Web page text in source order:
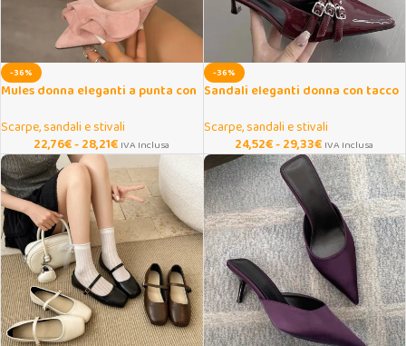
-36%
Mules donna eleganti a punta con
Scarpe, sandali e stivali
22,76€-28,21€ IVA Inclusa
-36%
Sandali eleganti donna con tacco
Scarpe, sandali e stivali
24,52€-29,33€ IVA Inclusa